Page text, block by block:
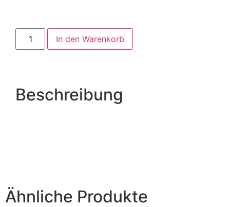
In den Warenkorb
Beschreibung
Ähnliche Produkte